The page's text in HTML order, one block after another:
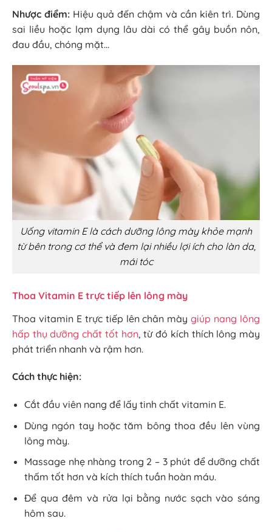
Nhược điểm: Hiệu quả đến chậm và cần kiên trì. Dùng
sai liều hoặc lạm dụng lâu dài có thể gây buồn nôn,
đau đầu, chóng mặt…
Uống vitamin E là cách dưỡng lông mày khỏe mạnh
từ bên trong cơ thể và đem lại nhiều lợi ích cho làn da,
mái tóc
Thoa Vitamin E trực tiếp lên lông mày
Thoa vitamin E trực tiếp lên chân màygiúp nang lông
hấp thụ dưỡng chất tốt hơn, từ đó kích thích lông mày
phát triển nhanh và rậm hơn.
Cách thực hiện:
Cắt đầu viên nang để lấy tinh chất vitamin E.
Dùng ngón tay hoặc tăm bông thoa đều lên vùng
lông mày.
Massage nhẹ nhàng trong 2 – 3 phút để dưỡng chất
thấm tốt hơn và kích thích tuần hoàn máu.
Để qua đêm và rửa lại bằng nước sạch vào sáng
hôm sau.